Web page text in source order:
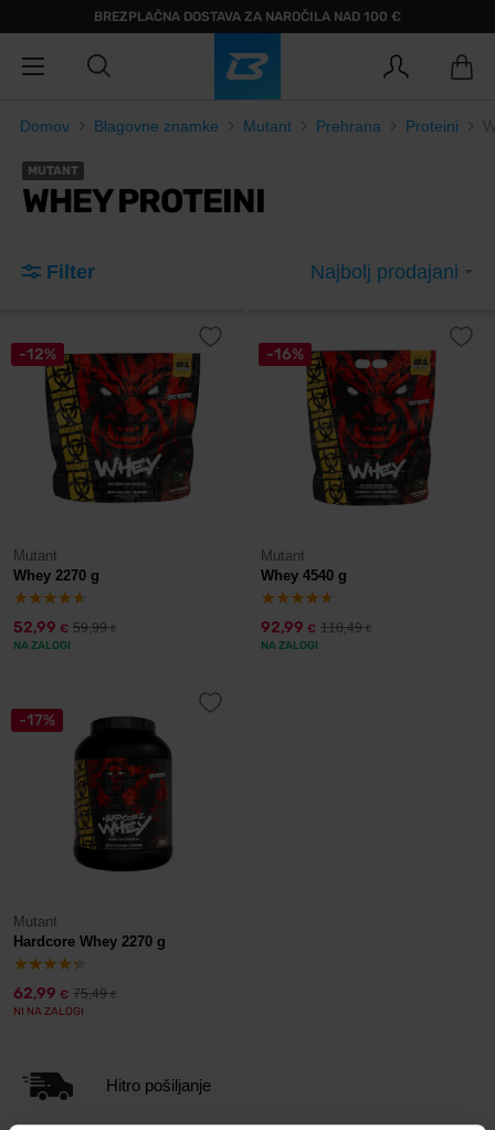
BREZPLAČNA DOSTAVA ZA NAROČILA NAD 100 €
Domov Blagovne znamke Mutant Prehrana Proteini
MUTANT
WHEY PROTEINI
Filter Najbolj prodajani
-12%
Mutant
Whey 2270 g
52,99 € 59,99€
NA ZALOGI
-16%
Mutant
Whey 4540 g
92,99 € 110,49€
NA ZALOGI
-17%
Mutant
Hardcore Whey 2270 g
62,99 € 75,49€
NI NA ZALOGI
Hitro pošiljanje